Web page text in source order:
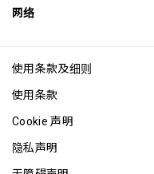
Excellence Awards
博客
网络
使用条款及细则
使用条款
Cookie 声明
隐私声明